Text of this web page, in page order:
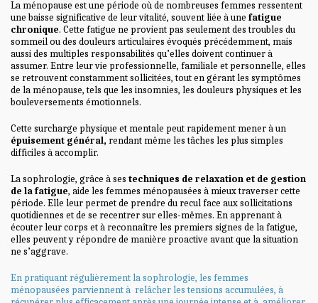
La ménopause est une période où de nombreuses femmes ressentent
une baisse significative de leur vitalité, souvent liée à une fatigue
chronique. Cette fatigue ne provient pas seulement des troubles du
sommeil ou des douleurs articulaires évoqués précédemment, mais
aussi des multiples responsabilités qu’elles doivent continuer à
assumer. Entre leur vie professionnelle, familiale et personnelle, elles
se retrouvent constamment sollicitées, tout en gérant les symptômes
de la ménopause, tels que les insomnies, les douleurs physiques et les
bouleversements émotionnels.
Cette surcharge physique et mentale peut rapidement mener à un
épuisement général, rendantmême les tâches les plus simples
difficiles à accomplir.
La sophrologie, grâce à ses techniques de relaxation et de gestion
de la fatigue, aide les femmes ménopausées à mieux traverser cette
période. Elle leur permet de prendre du recul face aux sollicitations
quotidiennes et de se recentrer sur elles-mêmes. En apprenant à
écouter leur corps et à reconnaître les premiers signes de la fatigue,
elles peuvent y répondre de manière proactive avant que la situation
ne s’aggrave.
En pratiquant régulièrement la sophrologie, les femmes
ménopausées parviennent à relâcher les tensions accumulées, à